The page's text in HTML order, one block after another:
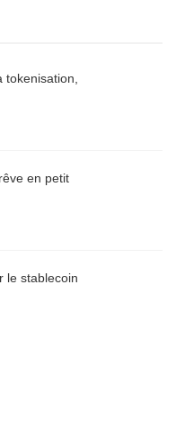
en petit
le stablecoin